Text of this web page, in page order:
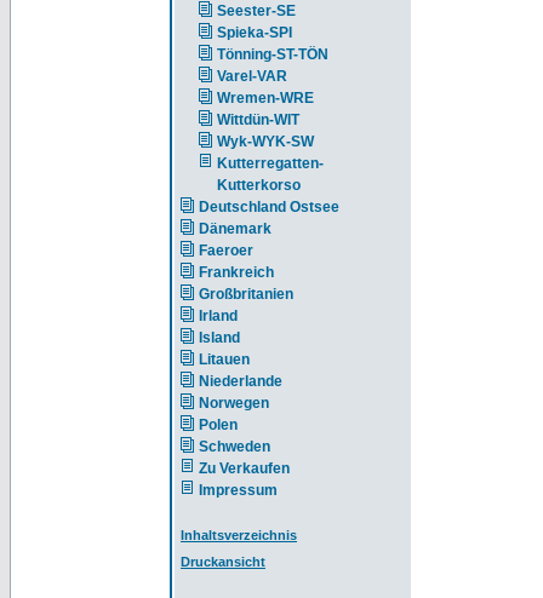
Seester-SE
Spieka-SPI
Tönning-ST-TÖN
Varel-VAR
Wremen-WRE
Wittdün-WIT
Wyk-WYK-SW
Kutterregatten-
Kutterkorso
Deutschland Ostsee
Dänemark
Faeroer
Frankreich
Großbritanien
Irland
Island
Litauen
Niederlande
Norwegen
Polen
Schweden
Zu Verkaufen
Impressum
Inhaltsverzeichnis
Druckansicht